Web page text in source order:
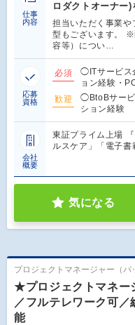
仕事
内容
ロダクトオーナー)
担当いただく事業
型もございます。 ※
容等）につい…
応募
資格
必須
◯ITサービス
ョン経験・
歓迎
◯BtoBサービ
ション経験
会社
概要
東証プライム上場
ルスケア」「電子
気になる
プロジェクトマネージャー（パ
★プロジェクトマネー
／フルテレワーク可／
能